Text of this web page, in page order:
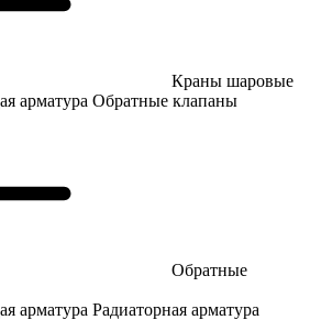
Краны шаровые
арматура Обратные клапаны
Обратные
арматура Радиаторная арматура